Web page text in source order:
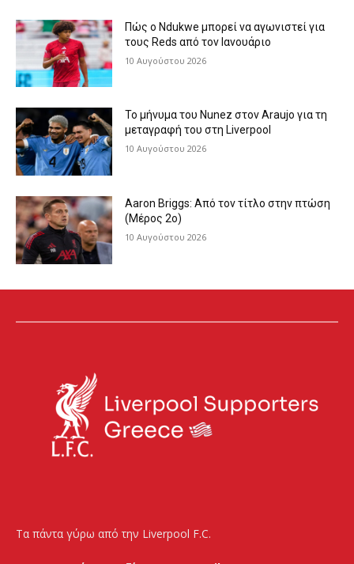
Πώς ο Ndukwe μπορεί να αγωνιστεί για
τους Reds από τον Ιανουάριο
10 Αυγούστου 2026
Το μήνυμα του Nunez στον Araujo για τη
μεταγραφή του στη Liverpool
10 Αυγούστου 2026
Aaron Briggs: Από τον τίτλο στην πτώση
(Μέρος 2ο)
10 Αυγούστου 2026
Τα πάντα γύρω από την Liverpool F.C.